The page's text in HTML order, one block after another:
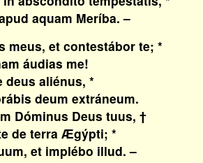
aquam Meríba. –
meus, et contestábor te; *
áudias me!
aliénus, *
deum extráneum.
Dóminus Deus tuus, †
terra Ægýpti; *
et implébo illud. –